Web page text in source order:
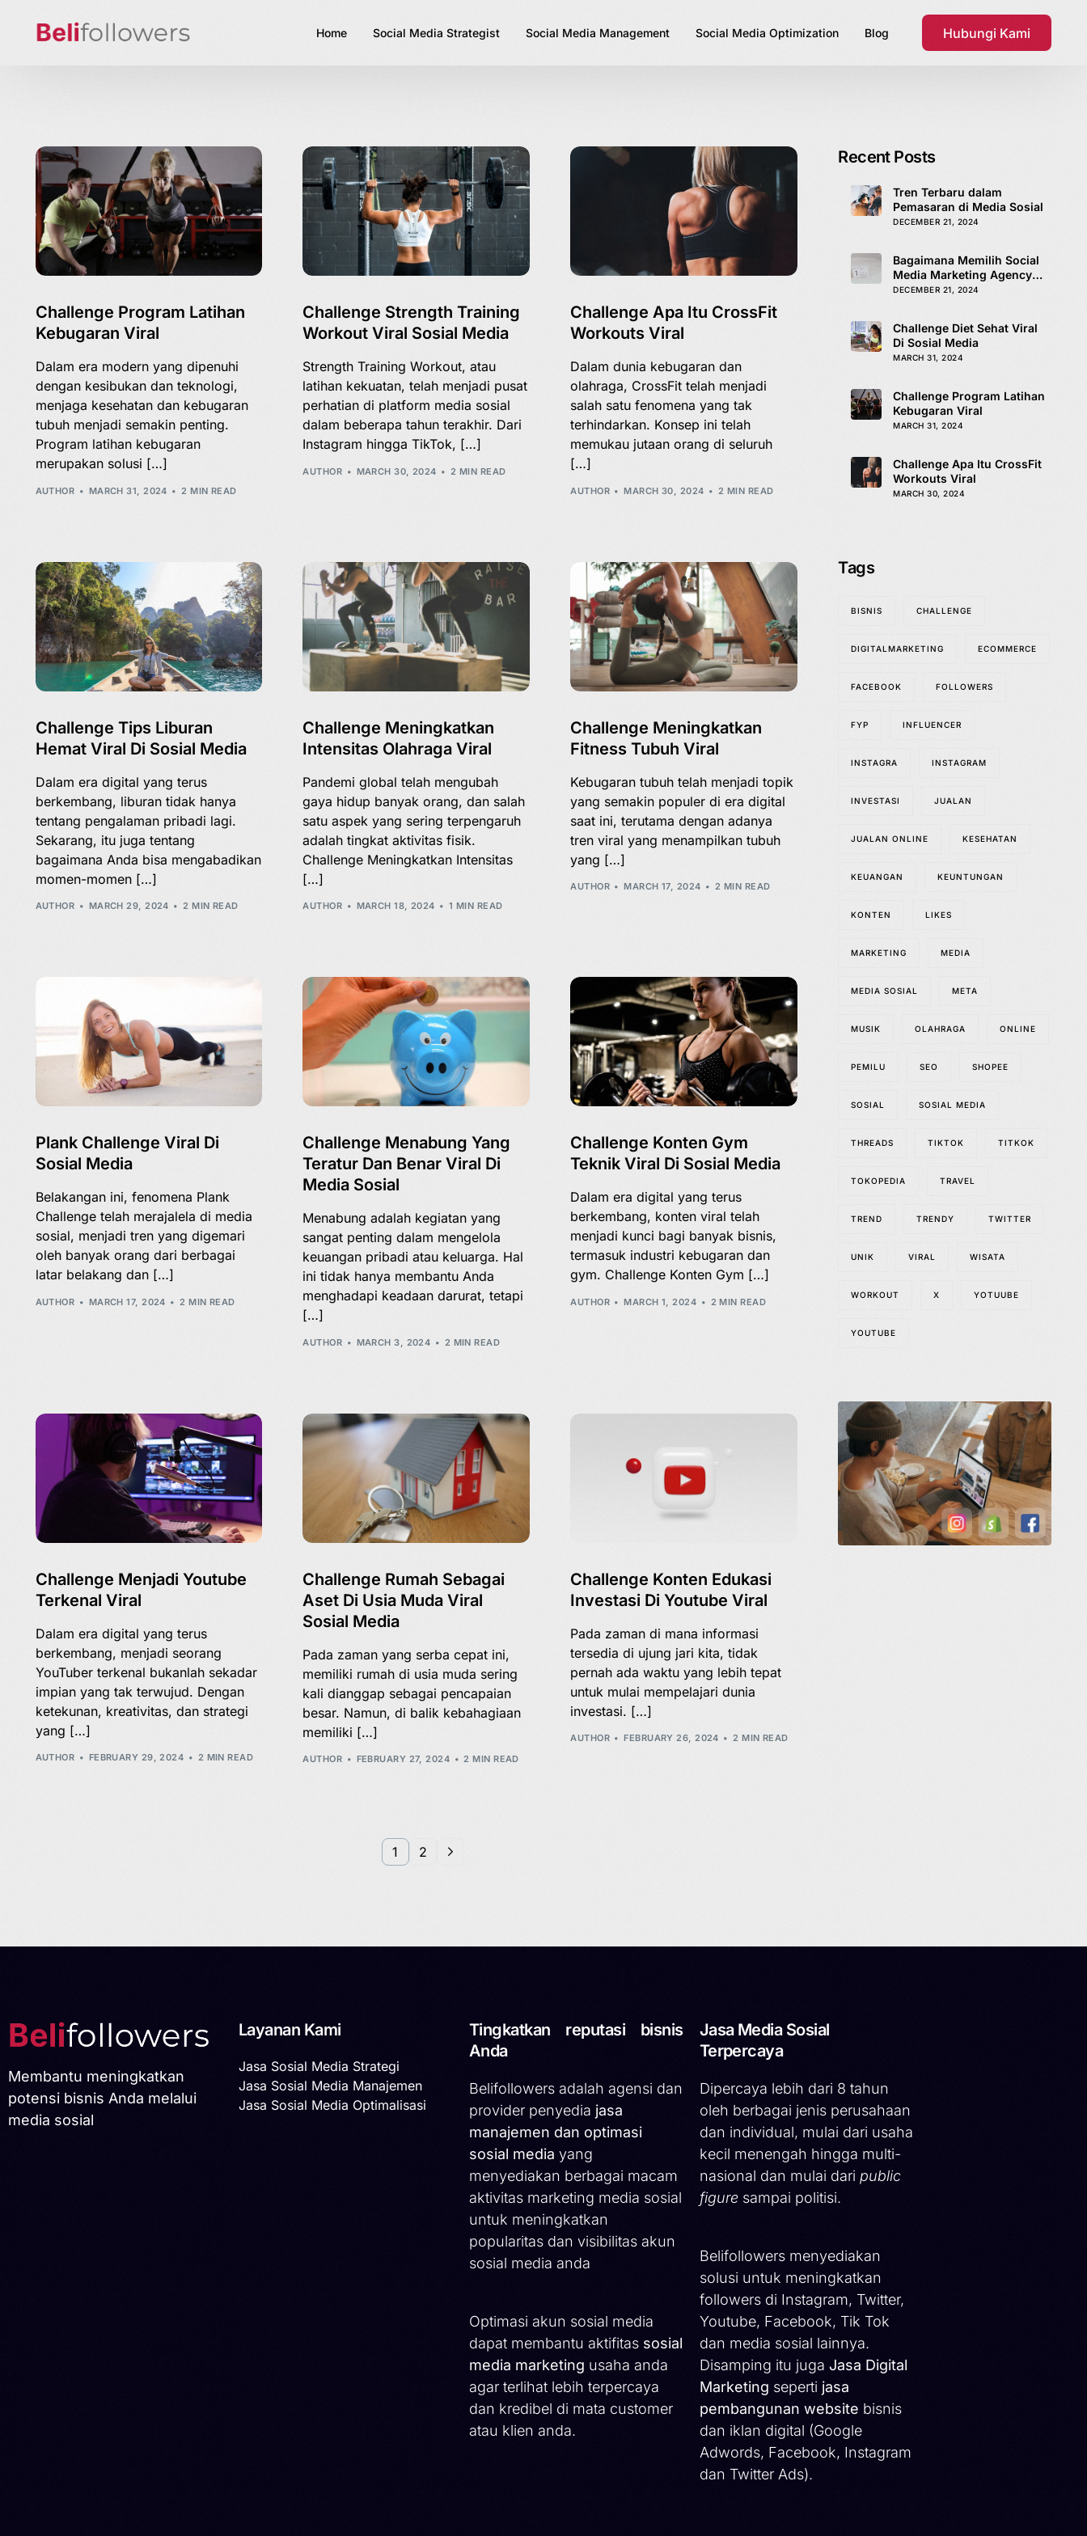
Home Social Media Strategist Social Media Management Social Media Optimization Blog Hubungi Kami
Challenge Program Latihan
Kebugaran Viral
Dalam era modern yang dipenuhi
dengan kesibukan dan teknologi,
menjaga kesehatan dan kebugaran
tubuh menjadi semakin penting.
Program latihan kebugaran
merupakan solusi […]
AUTHOR MARCH 31, 2024 2 MIN READ
Challenge Strength Training
Workout Viral Sosial Media
Strength Training Workout, atau
latihan kekuatan, telah menjadi pusat
perhatian di platform media sosial
dalam beberapa tahun terakhir. Dari
Instagram hingga TikTok, […]
AUTHOR MARCH 30, 2024 2 MIN READ
Challenge Apa Itu CrossFit
Workouts Viral
Dalam dunia kebugaran dan
olahraga, CrossFit telah menjadi
salah satu fenomena yang tak
terhindarkan. Konsep ini telah
memukau jutaan orang di seluruh
[…]
AUTHOR MARCH 30, 2024 2 MIN READ
Challenge Tips Liburan
Hemat Viral Di Sosial Media
Dalam era digital yang terus
berkembang, liburan tidak hanya
tentang pengalaman pribadi lagi.
Sekarang, itu juga tentang
bagaimana Anda bisa mengabadikan
momen-momen […]
AUTHOR MARCH 29, 2024 2 MIN READ
Challenge Meningkatkan
Intensitas Olahraga Viral
Pandemi global telah mengubah
gaya hidup banyak orang, dan salah
satu aspek yang sering terpengaruh
adalah tingkat aktivitas fisik.
Challenge Meningkatkan Intensitas
[…]
AUTHOR MARCH 18, 2024 1 MIN READ
Challenge Meningkatkan
Fitness Tubuh Viral
Kebugaran tubuh telah menjadi topik
yang semakin populer di era digital
saat ini, terutama dengan adanya
tren viral yang menampilkan tubuh
yang […]
AUTHOR MARCH 17, 2024 2 MIN READ
Plank Challenge Viral Di
Sosial Media
Belakangan ini, fenomena Plank
Challenge telah merajalela di media
sosial, menjadi tren yang digemari
oleh banyak orang dari berbagai
latar belakang dan […]
AUTHOR MARCH 17, 2024 2 MIN READ
Challenge Menabung Yang
Teratur Dan Benar Viral Di
Media Sosial
Menabung adalah kegiatan yang
sangat penting dalam mengelola
keuangan pribadi atau keluarga. Hal
ini tidak hanya membantu Anda
menghadapi keadaan darurat, tetapi
[…]
AUTHOR MARCH 3, 2024 2 MIN READ
Challenge Konten Gym
Teknik Viral Di Sosial Media
Dalam era digital yang terus
berkembang, konten viral telah
menjadi kunci bagi banyak bisnis,
termasuk industri kebugaran dan
gym. Challenge Konten Gym […]
AUTHOR MARCH 1, 2024 2 MIN READ
Challenge Menjadi Youtube
Terkenal Viral
Dalam era digital yang terus
berkembang, menjadi seorang
YouTuber terkenal bukanlah sekadar
impian yang tak terwujud. Dengan
ketekunan, kreativitas, dan strategi
yang […]
AUTHOR FEBRUARY 29, 2024 2 MIN READ
Challenge Rumah Sebagai
Aset Di Usia Muda Viral
Sosial Media
Pada zaman yang serba cepat ini,
memiliki rumah di usia muda sering
kali dianggap sebagai pencapaian
besar. Namun, di balik kebahagiaan
memiliki […]
AUTHOR FEBRUARY 27, 2024 2 MIN READ
Challenge Konten Edukasi
Investasi Di Youtube Viral
Pada zaman di mana informasi
tersedia di ujung jari kita, tidak
pernah ada waktu yang lebih tepat
untuk mulai mempelajari dunia
investasi. […]
AUTHOR FEBRUARY 26, 2024 2 MIN READ
1 2
Recent Posts
Tren Terbaru dalam
Pemasaran di Media Sosial
DECEMBER 21, 2024
Bagaimana Memilih Social
Media Marketing Agency
yang Tepat
DECEMBER 21, 2024
Challenge Diet Sehat Viral
Di Sosial Media
MARCH 31, 2024
Challenge Program Latihan
Kebugaran Viral
MARCH 31, 2024
Challenge Apa Itu CrossFit
Workouts Viral
MARCH 30, 2024
Tags
BISNIS CHALLENGE
DIGITALMARKETING ECOMMERCE
FACEBOOK FOLLOWERS
FYP INFLUENCER
INSTAGRA INSTAGRAM
INVESTASI JUALAN
JUALAN ONLINE KESEHATAN
KEUANGAN KEUNTUNGAN
KONTEN LIKES
MARKETING MEDIA
MEDIA SOSIAL META
MUSIK OLAHRAGA ONLINE
PEMILU SEO SHOPEE
SOSIAL SOSIAL MEDIA
THREADS TIKTOK TITKOK
TOKOPEDIA TRAVEL
TREND TRENDY TWITTER
UNIK VIRAL WISATA
WORKOUT X YOTUUBE
YOUTUBE
Membantu meningkatkan
potensi bisnis Anda melalui
media sosial
Layanan Kami
Jasa Sosial Media Strategi
Jasa Sosial Media Manajemen
Jasa Sosial Media Optimalisasi
Tingkatkan reputasi bisnis
Anda
Belifollowers adalah agensi dan
provider penyedia jasa
manajemen dan optimasi
sosial media yang
menyediakan berbagai macam
aktivitas marketing media sosial
untuk meningkatkan
popularitas dan visibilitas akun
sosial media anda
Optimasi akun sosial media
dapat membantu aktifitas sosial
media marketing usaha anda
agar terlihat lebih terpercaya
dan kredibel di mata customer
atau klien anda.
Jasa Media Sosial
Terpercaya
Dipercaya lebih dari 8 tahun
oleh berbagai jenis perusahaan
dan individual, mulai dari usaha
kecil menengah hingga multi-
nasional dan mulai dari public
figuresampai politisi.
Belifollowers menyediakan
solusi untuk meningkatkan
followers di Instagram, Twitter,
Youtube, Facebook, Tik Tok
dan media sosial lainnya.
Disamping itu juga Jasa Digital
Marketing seperti jasa
pembangunan website bisnis
dan iklan digital (Google
Adwords, Facebook, Instagram
dan Twitter Ads).